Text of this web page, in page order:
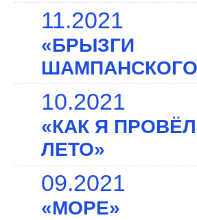
11.2021
«БРЫЗГИ
10.2021
«КАК Я ПРОВЁЛ
ЛЕТО»
09.2021
«МОРЕ»